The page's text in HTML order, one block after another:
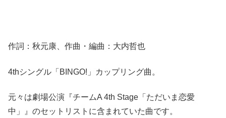
作詞：秋元康、作曲・編曲：大内哲也
4thシングル「BINGO!」カップリング曲。
元々は劇場公演『チームA 4th Stage「ただいま恋愛
中」』のセットリストに含まれていた曲です。